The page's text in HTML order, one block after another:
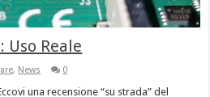
Uso Reale
, News 0
una recensione “su strada” del